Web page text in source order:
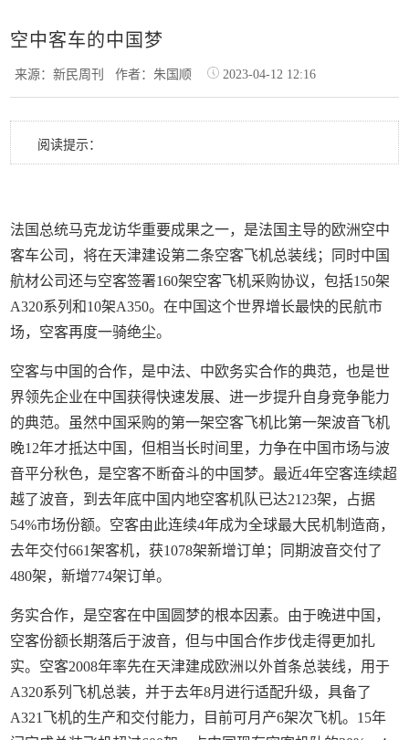
空中客车的中国梦
来源：新民周刊作者：朱国顺 2023-04-12 12:16
阅读提示：
法国总统马克龙访华重要成果之一，是法国主导的欧洲空中
客车公司，将在天津建设第二条空客飞机总装线；同时中国
航材公司还与空客签署160架空客飞机采购协议，包括150架
A320系列和10架A350。在中国这个世界增长最快的民航市
场，空客再度一骑绝尘。
空客与中国的合作，是中法、中欧务实合作的典范，也是世
界领先企业在中国获得快速发展、进一步提升自身竞争能力
的典范。虽然中国采购的第一架空客飞机比第一架波音飞机
晚12年才抵达中国，但相当长时间里，力争在中国市场与波
音平分秋色，是空客不断奋斗的中国梦。最近4年空客连续超
越了波音，到去年底中国内地空客机队已达2123架，占据
54%市场份额。空客由此连续4年成为全球最大民机制造商，
去年交付661架客机，获1078架新增订单；同期波音交付了
480架，新增774架订单。
务实合作，是空客在中国圆梦的根本因素。由于晚进中国，
空客份额长期落后于波音，但与中国合作步伐走得更加扎
实。空客2008年率先在天津建成欧洲以外首条总装线，用于
A320系列飞机总装，并于去年8月进行适配升级，具备了
A321飞机的生产和交付能力，目前可月产6架次飞机。15年